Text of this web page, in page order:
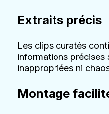
Extraits précis
Les clips curatés
informations précises
inappropriées ni
Montage